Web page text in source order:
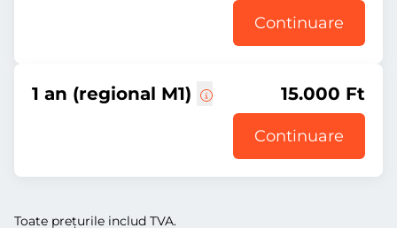
Continuare
1 an (regional M1) 15.000 Ft
Continuare
Toate prețurile includ TVA.